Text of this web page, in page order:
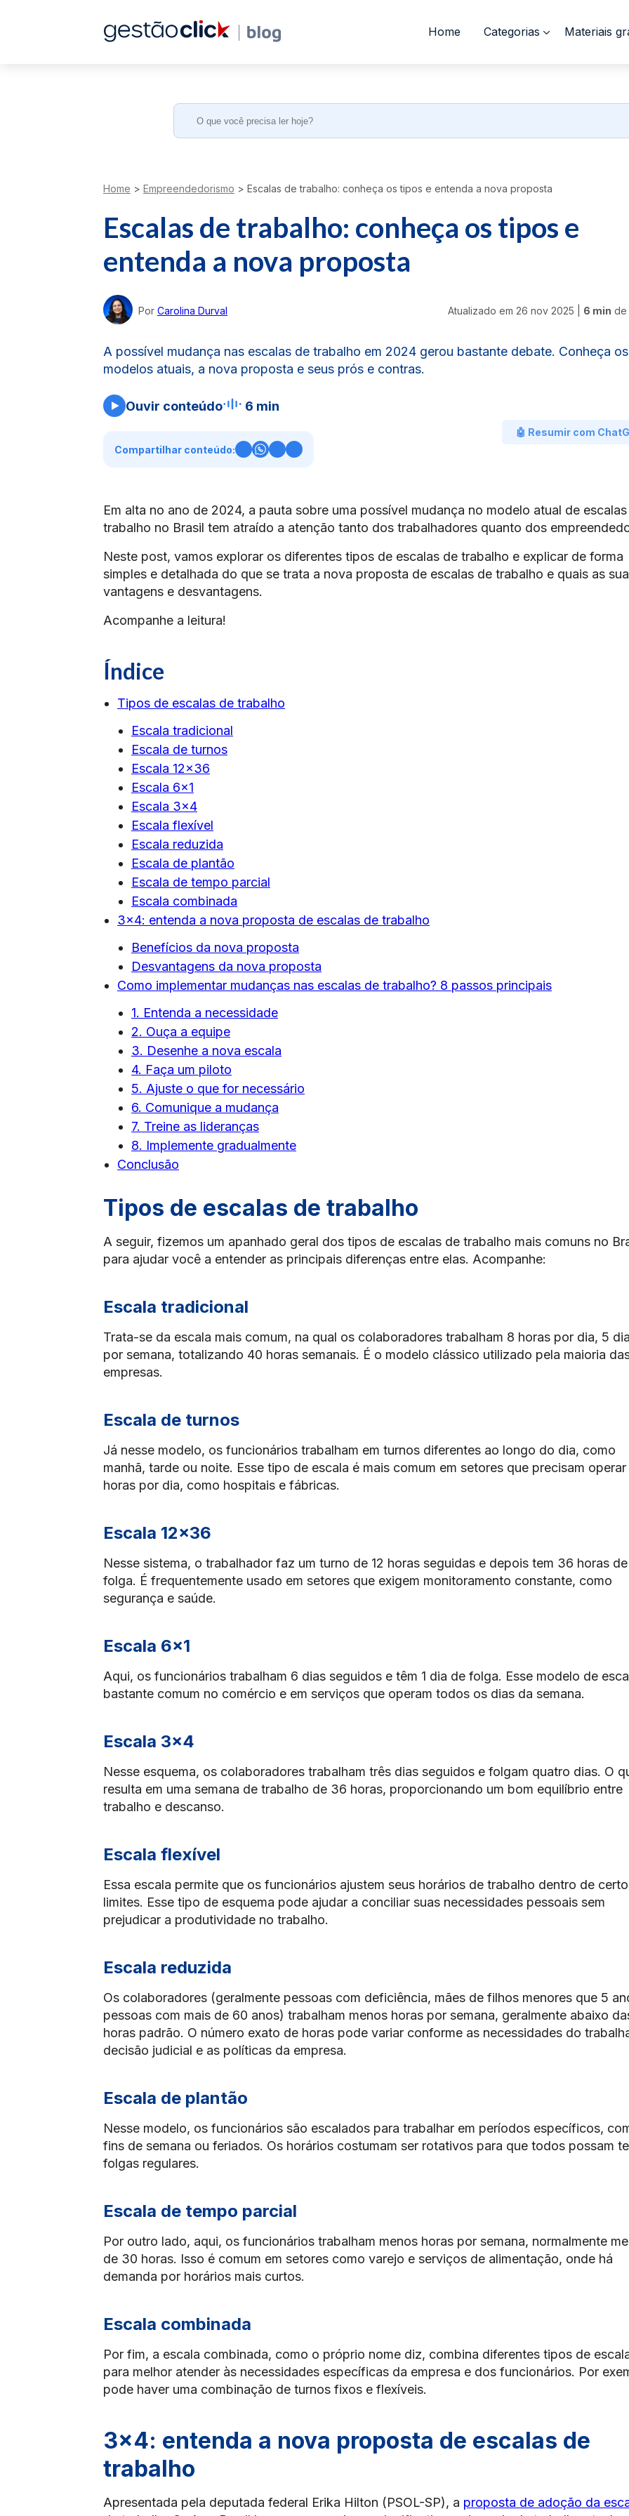
Home Categorias Materiais
Search
Home > Empreendedorismo > Escalas de trabalho: conheça os tipos e entenda a nova proposta
Escalas de trabalho: conheça os tipos e
entenda a nova proposta
Por Carolina Durval Atualizado em 26 nov 2025 6 min de
A possível mudança nas escalas de trabalho em 2024 gerou bastante debate. Conheça os
modelos atuais, a nova proposta e seus prós e contras.
Ouvir conteúdo 6 min
🤖 Resumir com
Compartilhar conteúdo:
Em alta no ano de 2024, a pauta sobre uma possível mudança no modelo atual de
trabalho no Brasil tem atraído a atenção tanto dos trabalhadores quanto dos
Neste post, vamos explorar os diferentes tipos de escalas de trabalho e explicar de forma
simples e detalhada do que se trata a nova proposta de escalas de trabalho e quais as
vantagens e desvantagens.
Acompanhe a leitura!
Índice
Tipos de escalas de trabalho
Escala tradicional
Escala de turnos
Escala 12×36
Escala 6×1
Escala 3×4
Escala flexível
Escala reduzida
Escala de plantão
Escala de tempo parcial
Escala combinada
3×4: entenda a nova proposta de escalas de trabalho
Benefícios da nova proposta
Desvantagens da nova proposta
Como implementar mudanças nas escalas de trabalho? 8 passos principais
1. Entenda a necessidade
2. Ouça a equipe
3. Desenhe a nova escala
4. Faça um piloto
5. Ajuste o que for necessário
6. Comunique a mudança
7. Treine as lideranças
8. Implemente gradualmente
Conclusão
Tipos de escalas de trabalho
A seguir, fizemos um apanhado geral dos tipos de escalas de trabalho mais comuns no
para ajudar você a entender as principais diferenças entre elas. Acompanhe:
Escala tradicional
Trata-se da escala mais comum, na qual os colaboradores trabalham 8 horas por dia, 5
por semana, totalizando 40 horas semanais. É o modelo clássico utilizado pela maioria
empresas.
Escala de turnos
Já nesse modelo, os funcionários trabalham em turnos diferentes ao longo do dia, como
manhã, tarde ou noite. Esse tipo de escala é mais comum em setores que precisam
horas por dia, como hospitais e fábricas.
Escala 12×36
Nesse sistema, o trabalhador faz um turno de 12 horas seguidas e depois tem 36 horas de
folga. É frequentemente usado em setores que exigem monitoramento constante, como
segurança e saúde.
Escala 6×1
Aqui, os funcionários trabalham 6 dias seguidos e têm 1 dia de folga. Esse modelo de
bastante comum no comércio e em serviços que operam todos os dias da semana.
Escala 3×4
Nesse esquema, os colaboradores trabalham três dias seguidos e folgam quatro dias. O
resulta em uma semana de trabalho de 36 horas, proporcionando um bom equilíbrio entre
trabalho e descanso.
Escala flexível
Essa escala permite que os funcionários ajustem seus horários de trabalho dentro de
limites. Esse tipo de esquema pode ajudar a conciliar suas necessidades pessoais sem
prejudicar a produtividade no trabalho.
Escala reduzida
Os colaboradores (geralmente pessoas com deficiência, mães de filhos menores que 5
pessoas com mais de 60 anos) trabalham menos horas por semana, geralmente abaixo
horas padrão. O número exato de horas pode variar conforme as necessidades do
decisão judicial e as políticas da empresa.
Escala de plantão
Nesse modelo, os funcionários são escalados para trabalhar em períodos específicos,
fins de semana ou feriados. Os horários costumam ser rotativos para que todos possam
folgas regulares.
Escala de tempo parcial
Por outro lado, aqui, os funcionários trabalham menos horas por semana, normalmente
de 30 horas. Isso é comum em setores como varejo e serviços de alimentação, onde há
demanda por horários mais curtos.
Escala combinada
Por fim, a escala combinada, como o próprio nome diz, combina diferentes tipos de
para melhor atender às necessidades específicas da empresa e dos funcionários. Por
pode haver uma combinação de turnos fixos e flexíveis.
3×4: entenda a nova proposta de escalas de
trabalho
Apresentada pela deputada federal Erika Hilton (PSOL-SP), a proposta de adoção da